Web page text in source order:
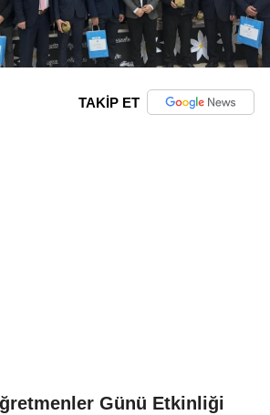
TAKİP ET
Günü Etkinliği